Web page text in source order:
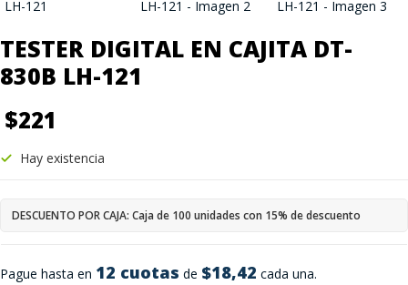
TESTER DIGITAL EN CAJITA DT-
830B LH-121
$221
Pague hasta en 12 cuotas de $18,42 cada una.
Hay existencia
DESCUENTO POR CAJA: Caja de 100 unidades con 15% de descuento